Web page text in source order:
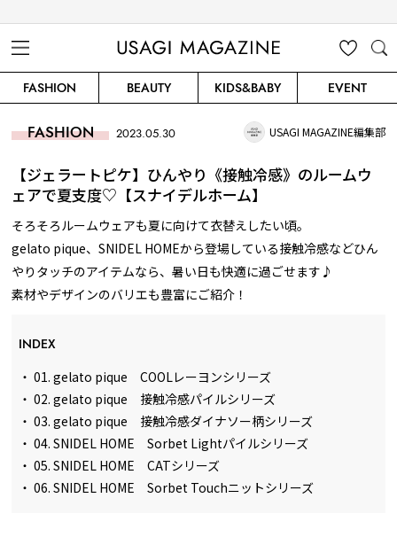
CLIP
FASHION BEAUTY KIDS&BABY EVENT
FASHION 2023.05.30 USAGI MAGAZINE編集部
【ジェラートピケ】ひんやり《接触冷感》のルームウ
ェアで夏支度♡【スナイデルホーム】
そろそろルームウェアも夏に向けて衣替えしたい頃。
gelato pique、SNIDEL HOMEから登場している接触冷感などひん
やりタッチのアイテムなら、暑い日も快適に過ごせます♪
素材やデザインのバリエも豊富にご紹介！
INDEX
・ 01. gelato pique COOLレーヨンシリーズ
・ 02. gelato pique 接触冷感パイルシリーズ
・ 03. gelato pique 接触冷感ダイナソー柄シリーズ
・ 04. SNIDEL HOME Sorbet Lightパイルシリーズ
・ 05. SNIDEL HOME CATシリーズ
・ 06. SNIDEL HOME Sorbet Touchニットシリーズ